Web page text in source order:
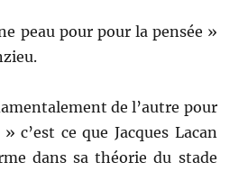
peau pour pour la pensée »
de l’autre pour
c’est ce que Jacques Lacan
dans sa théorie du stade